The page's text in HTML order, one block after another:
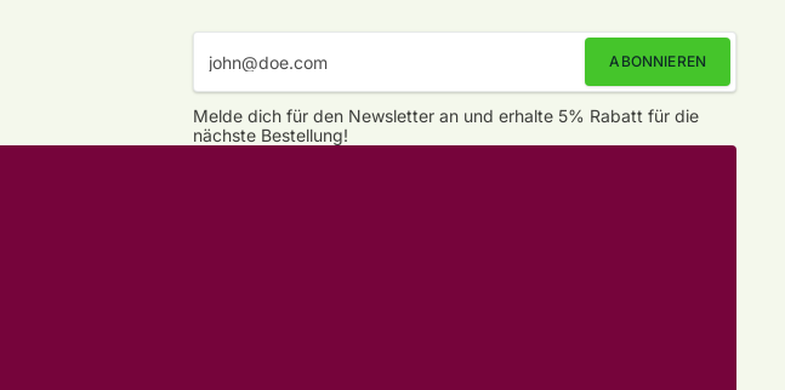
ABONNIEREN
Melde dich für den Newsletter an und erhalte 5% Rabatt für die
nächste Bestellung!